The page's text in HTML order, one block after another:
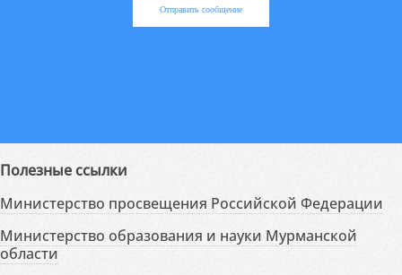
Отправить сообщение
Полезные ссылки
Министерство просвещения Российской Федерации
Министерство образования и науки Мурманской
области